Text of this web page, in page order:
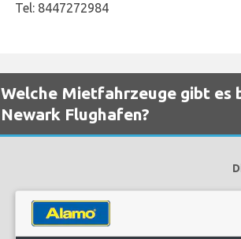
Tel: 8447272984
Welche Mietfahrzeuge gibt es
Newark Flughafen?